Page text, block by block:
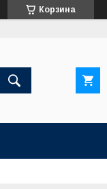
Корзина